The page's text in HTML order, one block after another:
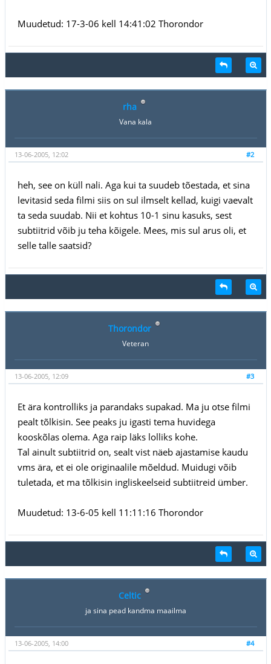
Muudetud: 17-3-06 kell 14:41:02 Thorondor
rha
Vana kala
#2
13-06-2005, 12:02
heh, see on küll nali. Aga kui ta suudeb tõestada, et sina
levitasid seda filmi siis on sul ilmselt kellad, kuigi vaevalt
ta seda suudab. Nii et kohtus 10-1 sinu kasuks, sest
subtiitrid võib ju teha kõigele. Mees, mis sul arus oli, et
selle talle saatsid?
Thorondor
Veteran
#3
13-06-2005, 12:09
Et ära kontrolliks ja parandaks supakad. Ma ju otse filmi
pealt tõlkisin. See peaks ju igasti tema huvidega
kooskõlas olema. Aga raip läks lolliks kohe.
Tal ainult subtiitrid on, sealt vist näeb ajastamise kaudu
vms ära, et ei ole originaalile mõeldud. Muidugi võib
tuletada, et ma tõlkisin ingliskeelseid subtiitreid ümber.
Muudetud: 13-6-05 kell 11:11:16 Thorondor
Celtic
ja sina pead kandma maailma
#4
13-06-2005, 14:00